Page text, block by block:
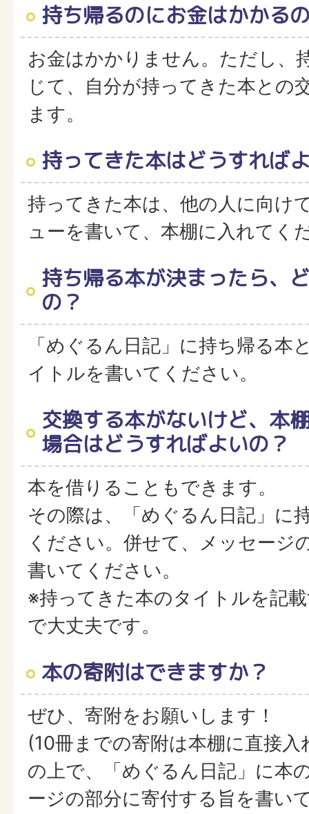
持ち帰るのにお金はかかる
お金はかかりません。ただし、
じて、自分が持ってきた本との
ます。
持ってきた本はどうすれば
持ってきた本は、他の人に向け
ューを書いて、本棚に入れてく
持ち帰る本が決まったら、
の？
「めぐるん日記」に持ち帰る本
イトルを書いてください。
交換する本がないけど、本
場合はどうすればよいの？
本を借りることもできます。
その際は、「めぐるん日記」に
ください。併せて、メッセージ
書いてください。
※持ってきた本のタイトルを記
で大丈夫です。
本の寄附はできますか？
ぜひ、寄附をお願いします！
(10冊までの寄附は本棚に直接
の上で、「めぐるん日記」に本
ージの部分に寄付する旨を書い